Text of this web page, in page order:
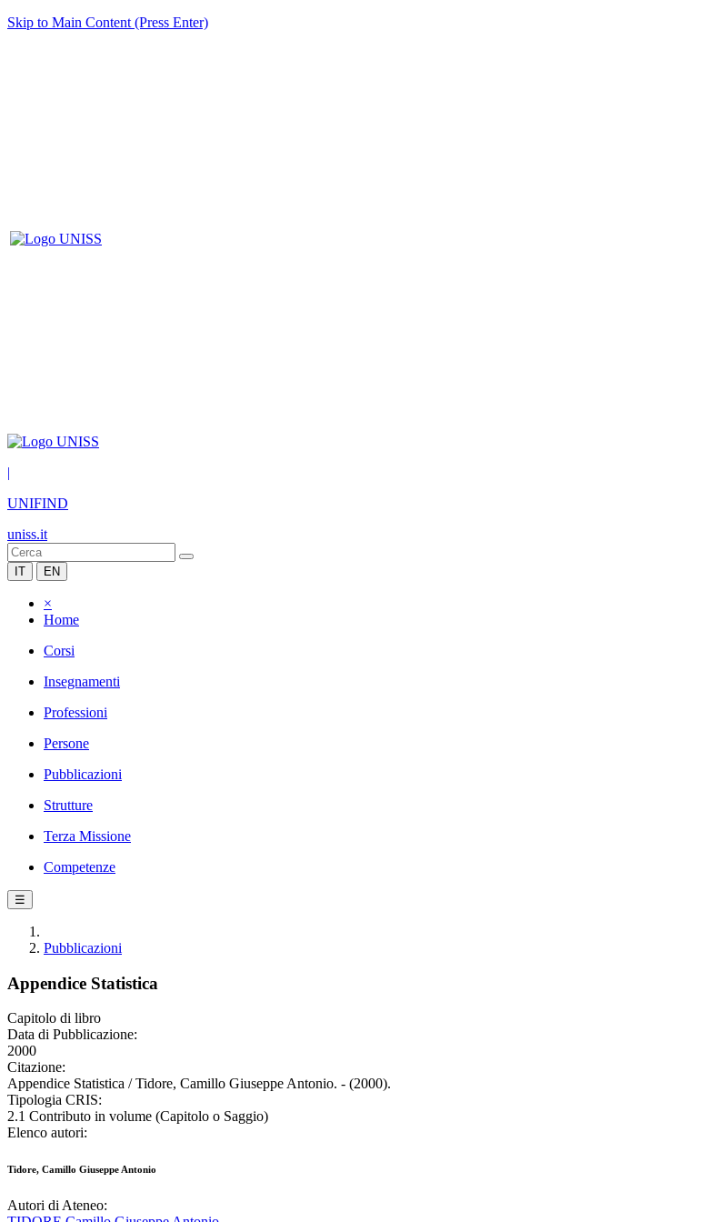
Skip to Main Content (Press Enter)
|
UNIFIND
uniss.it
IT EN
×
Home
Corsi
Insegnamenti
Professioni
Persone
Pubblicazioni
Strutture
Terza Missione
Competenze
☰
Pubblicazioni
Appendice Statistica
Capitolo di libro
Data di Pubblicazione:
2000
Citazione:
Appendice Statistica / Tidore, Camillo Giuseppe Antonio. - (2000).
Tipologia CRIS:
2.1 Contributo in volume (Capitolo o Saggio)
Elenco autori:
Tidore, Camillo Giuseppe Antonio
Autori di Ateneo: